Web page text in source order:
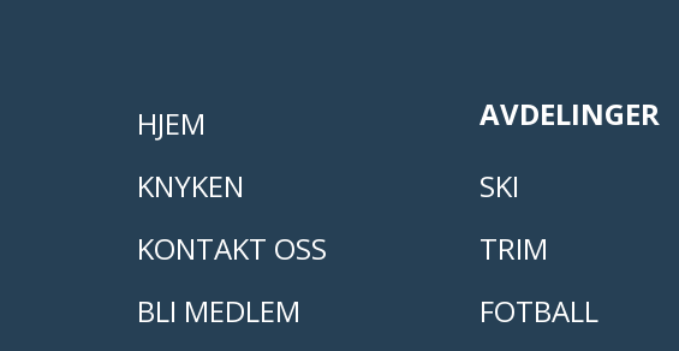
HJEM
KNYKEN
KONTAKT OSS
BLI MEDLEM
AVDELINGER
SKI
TRIM
FOTBALL